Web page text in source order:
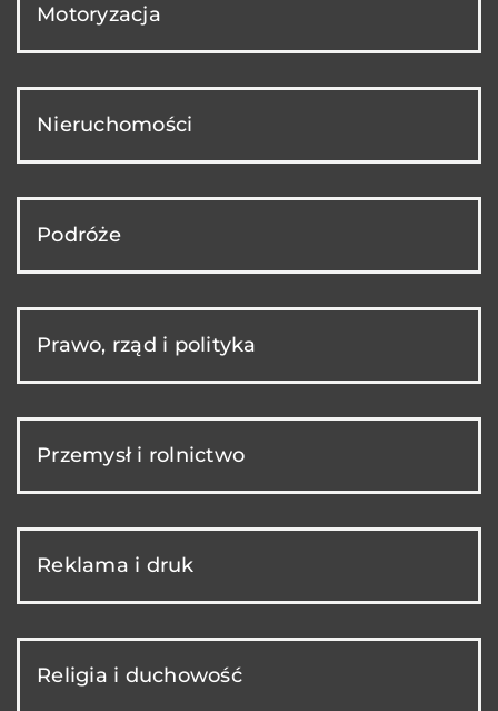
Motoryzacja
Nieruchomości
Podróże
Prawo, rząd i polityka
Przemysł i rolnictwo
Reklama i druk
Religia i duchowość